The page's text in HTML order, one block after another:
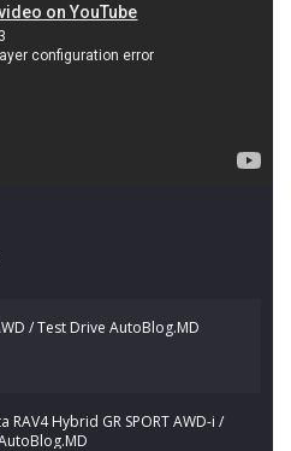
/ Test Drive AutoBlog.MD
RAV4 Hybrid GR SPORT AWD-i /